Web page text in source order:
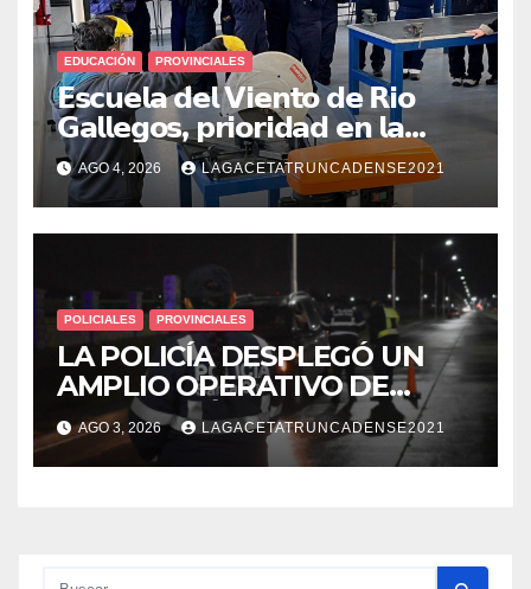
EDUCACIÓN PROVINCIALES
𝗘𝘀𝗰𝘂𝗲𝗹𝗮 𝗱𝗲𝗹 𝗩𝗶𝗲𝗻𝘁𝗼 𝗱𝗲 𝗥𝗶𝗼
𝗚𝗮𝗹𝗹𝗲𝗴𝗼𝘀, 𝗽𝗿𝗶𝗼𝗿𝗶𝗱𝗮𝗱 𝗲𝗻 𝗹𝗮
𝘀𝗲𝗴𝘂𝗿𝗶𝗱𝗮𝗱: 𝗖𝗹𝗮𝘃𝗲 𝗲𝗻 𝗲𝗹 𝗶𝗻𝗶𝗰𝗶𝗼
𝗱𝗲 𝗹𝗼𝘀 𝘁𝗮𝗹𝗹𝗲𝗿𝗲𝘀 𝗶𝗻𝗱𝘂𝘀𝘁𝗿𝗶𝗮𝗹𝗲𝘀
AGO 4, 2026 LAGACETATRUNCADENSE2021
POLICIALES PROVINCIALES
LA POLICÍA DESPLEGÓ UN
AMPLIO OPERATIVO DE
PREVENCIÓN Y CONTROLES
EN TODA LA CIUDAD
AGO 3, 2026 LAGACETATRUNCADENSE2021